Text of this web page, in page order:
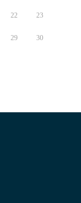
22 23
29 30